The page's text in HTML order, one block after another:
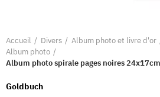
Accueil Divers
Album photo et livre d'or
Album photo
Album photo spirale pages noires 24x17cm
Goldbuch